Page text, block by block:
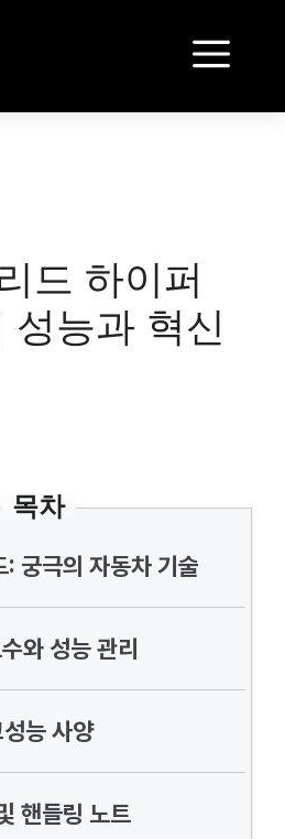
드 하이퍼
성능과 혁신
목차
: 궁극의 자동차 기술
와 성능 관리
능 사양
핸들링 노트